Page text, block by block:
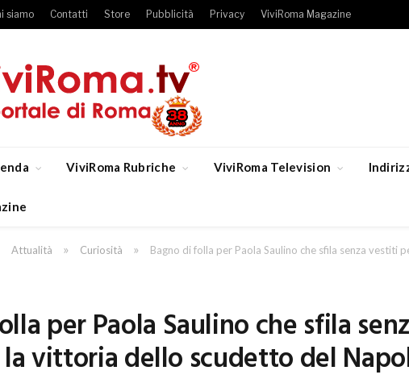
siamo Contatti Store Pubblicità Privacy ViviRoma Magazine
ViviRoma Rubriche ViviRoma Television
Attualità » Curiosità » Bagno di folla per Paola Saulino che sfila senza vestiti
per Paola Saulino che sfila
vittoria dello scudetto del